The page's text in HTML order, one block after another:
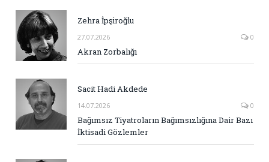
Zehra İpşiroğlu
27.07.2026 0
Akran Zorbalığı
Sacit Hadi Akdede
14.07.2026 0
Bağımsız Tiyatroların Bağımsızlığına Dair Bazı
İktisadi Gözlemler